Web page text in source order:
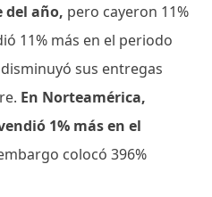
del año, pero cayeron 11%
11% más en el periodo
sus entregas
En Norteamérica,
1% más en el
colocó 396%